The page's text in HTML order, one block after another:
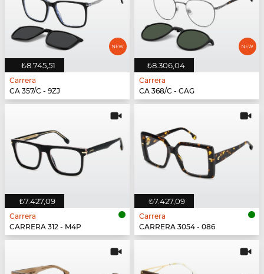
₺8.745,51
Carrera
CA 357/C - 9ZJ
₺8.306,04
Carrera
CA 368/C - CAG
₺7.427,09
Carrera
CARRERA 312 - M4P
₺7.427,09
Carrera
CARRERA 3054 - 086